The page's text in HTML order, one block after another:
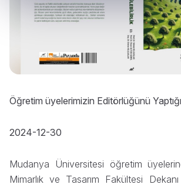
Öğretim üyelerimizin Editörlüğünü
2024-12-30
Mudanya Üniversitesi öğretim
Mimarlık ve Tasarım Fakültesi